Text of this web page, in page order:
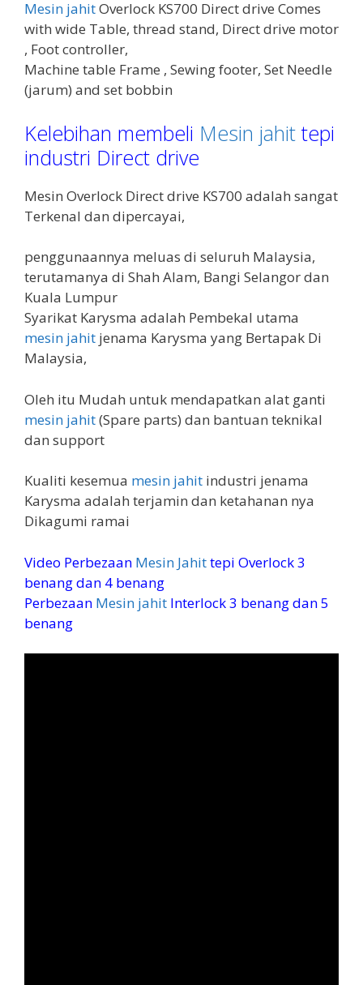
Mesin jahitOverlock KS700 Direct drive Comes
with wide Table, thread stand, Direct drive motor
, Foot controller,
Machine table Frame , Sewing footer, Set Needle
(jarum) and set bobbin
Kelebihan membeli Mesin jahittepi
industri Direct drive
Mesin Overlock Direct drive KS700 adalah sangat
Terkenal dan dipercayai,
penggunaannya meluas di seluruh Malaysia,
terutamanya di Shah Alam, Bangi Selangor dan
Kuala Lumpur
Syarikat Karysma adalah Pembekal utama
mesin jahit jenama Karysma yang Bertapak Di
Malaysia,
Oleh itu Mudah untuk mendapatkan alat ganti
mesin jahit(Spare parts) dan bantuan teknikal
dan support
Kualiti kesemua mesin jahit industri jenama
Karysma adalah terjamin dan ketahanan nya
Dikagumi ramai
Video Perbezaan Mesin Jahittepi Overlock 3
benang dan 4 benang
Perbezaan Mesin jahit Interlock 3 benang dan 5
benang